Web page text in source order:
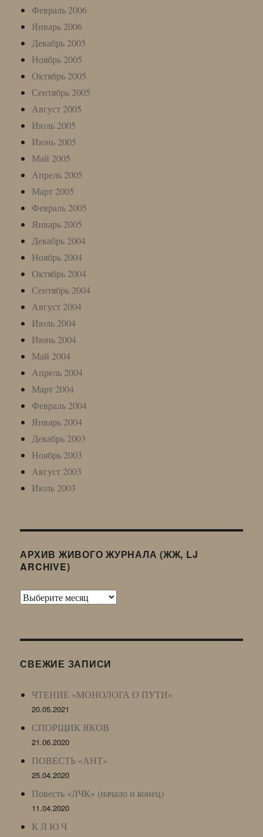
Февраль 2006
Январь 2006
Декабрь 2005
Ноябрь 2005
Октябрь 2005
Сентябрь 2005
Август 2005
Июль 2005
Июнь 2005
Май 2005
Апрель 2005
Март 2005
Февраль 2005
Январь 2005
Декабрь 2004
Ноябрь 2004
Октябрь 2004
Сентябрь 2004
Август 2004
Июль 2004
Июнь 2004
Май 2004
Апрель 2004
Март 2004
Февраль 2004
Январь 2004
Декабрь 2003
Ноябрь 2003
Август 2003
Июль 2003
АРХИВ ЖИВОГО ЖУРНАЛА (ЖЖ, LJ
ARCHIVE)
Архив
LJ
СВЕЖИЕ ЗАПИСИ
ЧТЕНИЕ «МОНОЛОГА О ПУТИ»
20.05.2021
СПОРЩИК ЯКОВ
21.06.2020
ПОВЕСТЬ «АНТ»
25.04.2020
Повесть «ЛЧК» (начало и конец)
11.04.2020
К Л Ю Ч